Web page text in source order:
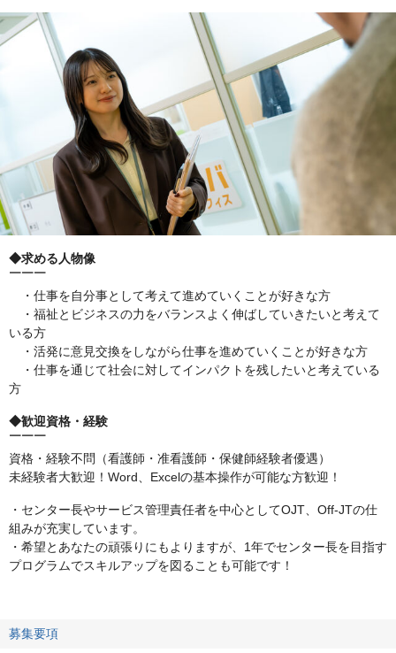
◆求める人物像
￣￣￣
・仕事を自分事として考えて進めていくことが好きな方
・福祉とビジネスの力をバランスよく伸ばしていきたいと考えて
いる方
・活発に意見交換をしながら仕事を進めていくことが好きな方
・仕事を通じて社会に対してインパクトを残したいと考えている
方
◆歓迎資格・経験
￣￣￣
資格・経験不問（看護師・准看護師・保健師経験者優遇）
未経験者大歓迎！Word、Excelの基本操作が可能な方歓迎！
・センター長やサービス管理責任者を中心としてOJT、Off-JTの仕
組みが充実しています。
・希望とあなたの頑張りにもよりますが、1年でセンター長を目指す
プログラムでスキルアップを図ることも可能です！
募集要項